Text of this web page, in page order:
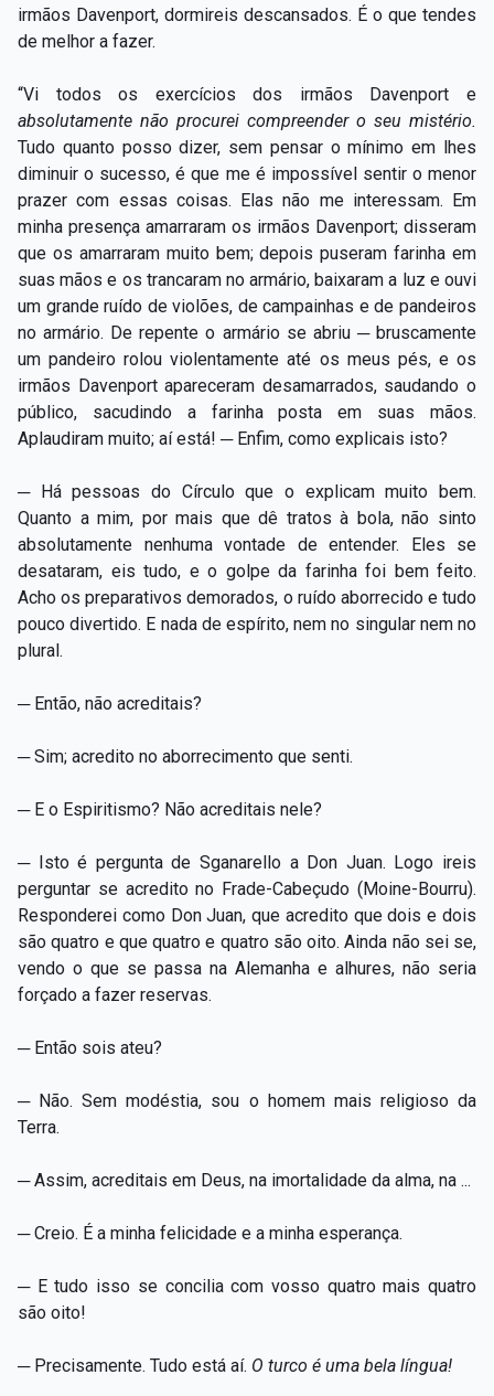
irmãos Davenport, dormireis descansados. É o que tendes
de melhor a fazer.
“Vi todos os exercícios dos irmãos Davenport e
absolutamente não procurei compreender o seu mistério.
Tudo quanto posso dizer, sem pensar o mínimo em lhes
diminuir o sucesso, é que me é impossível sentir o menor
prazer com essas coisas. Elas não me interessam. Em
minha presença amarraram os irmãos Davenport; disseram
que os amarraram muito bem; depois puseram farinha em
suas mãos e os trancaram no armário, baixaram a luz e ouvi
um grande ruído de violões, de campainhas e de pandeiros
no armário. De repente o armário se abriu ─ bruscamente
um pandeiro rolou violentamente até os meus pés, e os
irmãos Davenport apareceram desamarrados, saudando o
público, sacudindo a farinha posta em suas mãos.
Aplaudiram muito; aí está! ─ Enfim, como explicais isto?
─ Há pessoas do Círculo que o explicam muito bem.
Quanto a mim, por mais que dê tratos à bola, não sinto
absolutamente nenhuma vontade de entender. Eles se
desataram, eis tudo, e o golpe da farinha foi bem feito.
Acho os preparativos demorados, o ruído aborrecido e tudo
pouco divertido. E nada de espírito, nem no singular nem no
plural.
─ Então, não acreditais?
─ Sim; acredito no aborrecimento que senti.
─ E o Espiritismo? Não acreditais nele?
─ Isto é pergunta de Sganarello a Don Juan. Logo ireis
perguntar se acredito no Frade-Cabeçudo (Moine-Bourru).
Responderei como Don Juan, que acredito que dois e dois
são quatro e que quatro e quatro são oito. Ainda não sei se,
vendo o que se passa na Alemanha e alhures, não seria
forçado a fazer reservas.
─ Então sois ateu?
─ Não. Sem modéstia, sou o homem mais religioso da
Terra.
─ Assim, acreditais em Deus, na imortalidade da alma, na ...
─ Creio. É a minha felicidade e a minha esperança.
─ E tudo isso se concilia com vosso quatro mais quatro
são oito!
─ Precisamente. Tudo está aí. O turco é uma bela língua!